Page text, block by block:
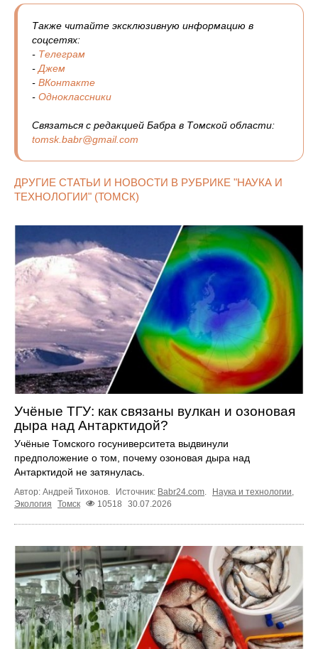
Также читайте эксклюзивную информацию в
соцсетях:
- Телеграм
- Джем
- ВКонтакте
- Одноклассники
Связаться с редакцией Бабра в Томской области:
tomsk.babr@gmail.com
ДРУГИЕ СТАТЬИ И НОВОСТИ В РУБРИКЕ "НАУКА И
ТЕХНОЛОГИИ" (ТОМСК)
Учёные ТГУ: как связаны вулкан и озоновая
дыра над Антарктидой?
Учёные Томского госуниверситета выдвинули
предположение о том, почему озоновая дыра над
Антарктидой не затянулась.
Автор: Андрей Тихонов. Источник: Babr24.com Наука и технологии
Экология
Томск 10518 30.07.2026